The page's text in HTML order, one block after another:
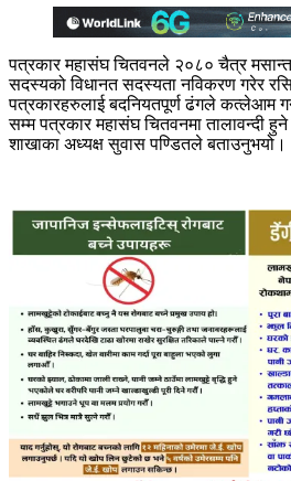
पत्रकार महासंघ चितवनले २०८० चैत्र
सदस्यको विधानत सदस्यता नविकरण गरेर
पत्रकारहरुलाई बदनियतपूर्ण ढंगले कत्लेआम
सम्म पत्रकार महासंघ चितवनमा तालावन्दी
शाखाका अध्यक्ष सुवास पण्डितले बताउनुभयो।